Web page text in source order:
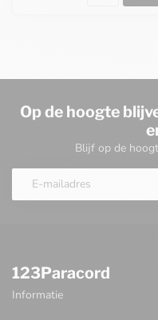
Op de hoogte
Blijf op de
123Paracord
Informatie